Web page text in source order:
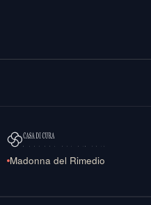
Madonna del Rimedio